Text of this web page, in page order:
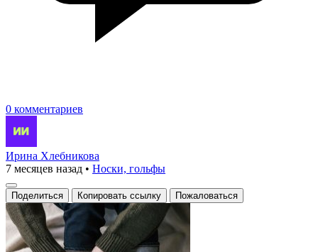
0 комментариев
Ирина Хлебникова
7 месяцев назад • Носки, гольфы
Поделиться Копировать ссылку Пожаловаться